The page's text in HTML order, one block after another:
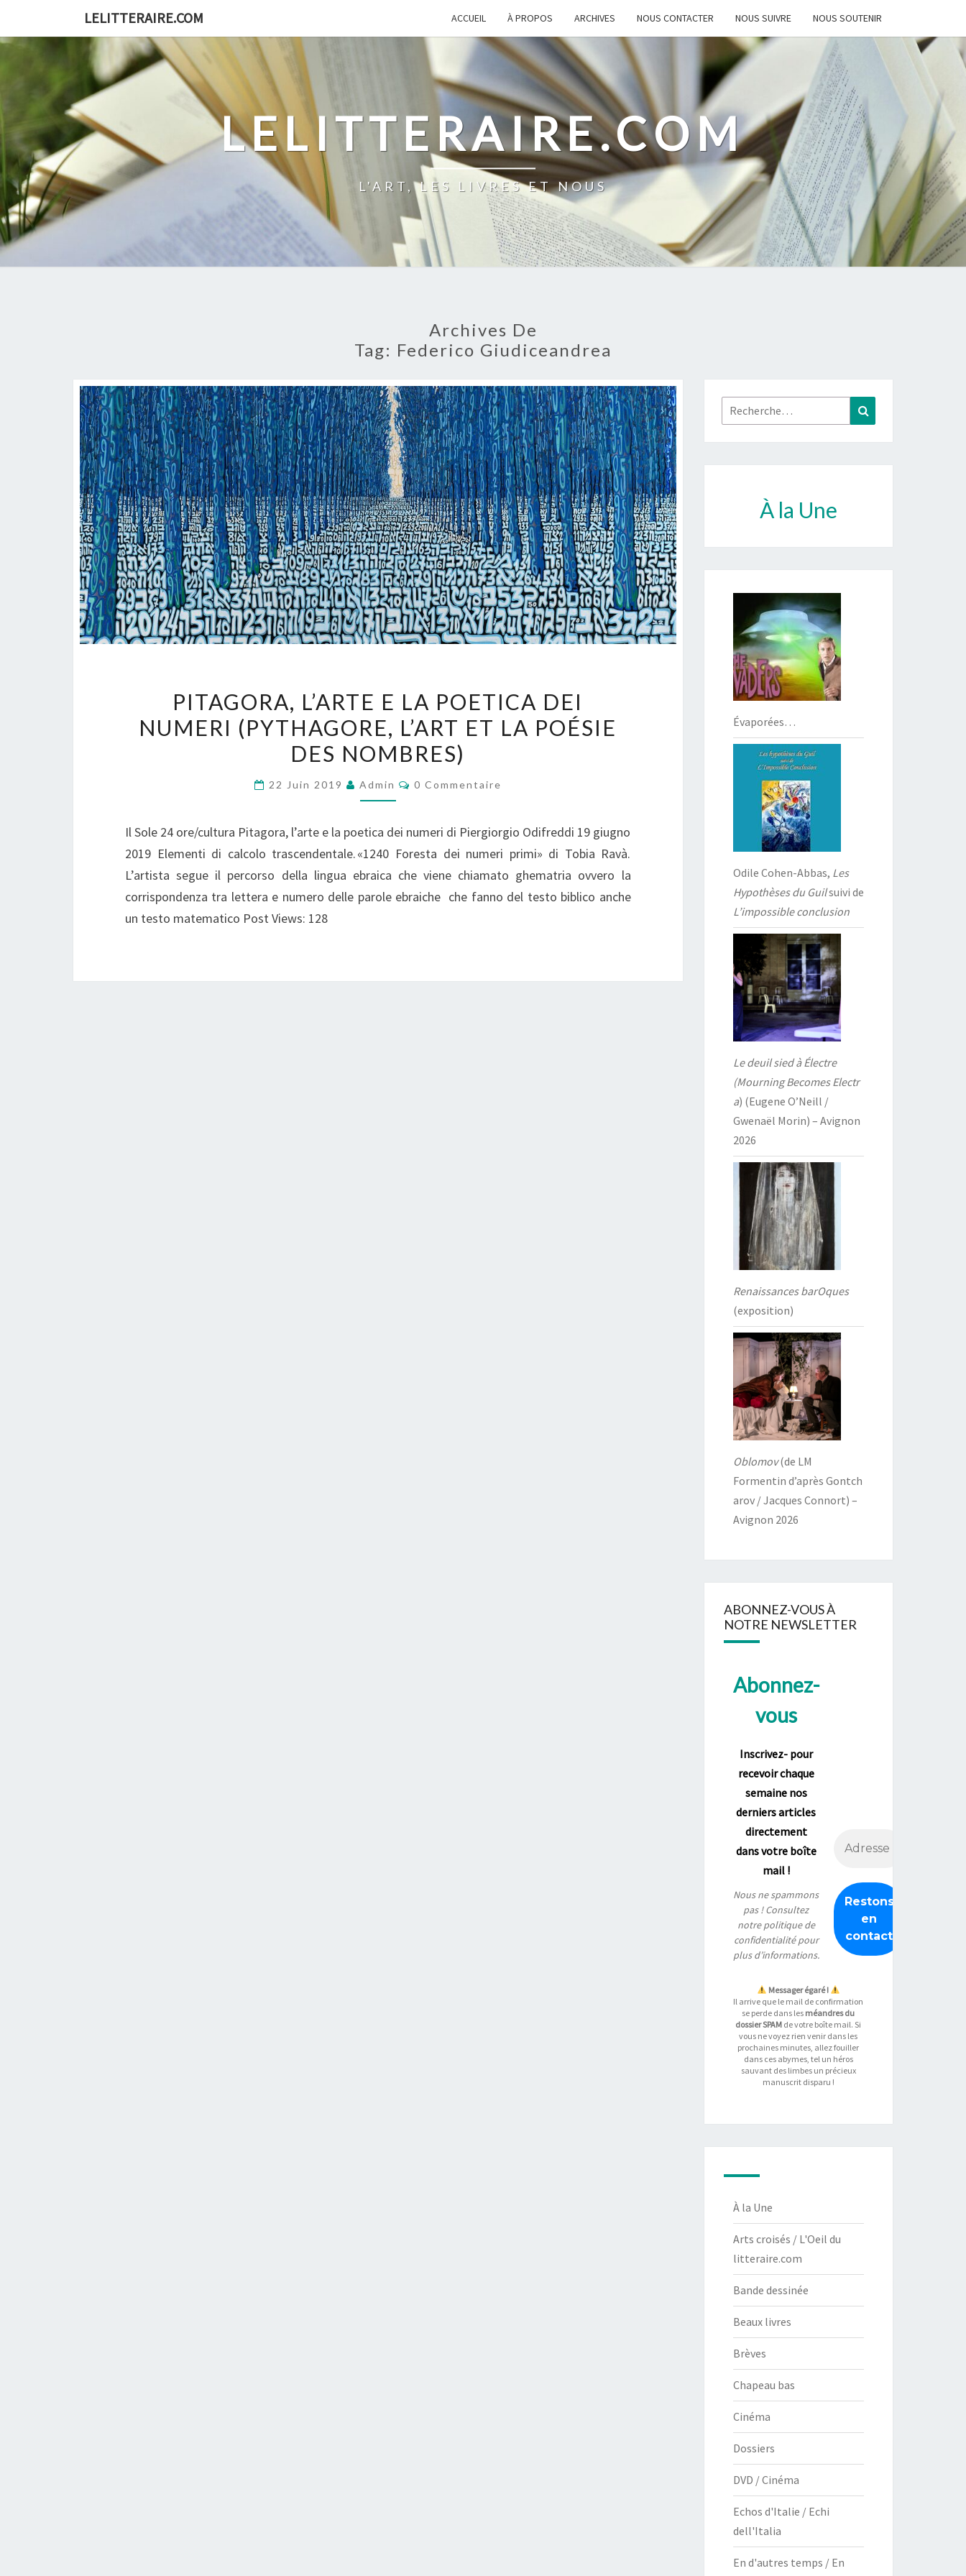
content
LELITTERAIRE.COM ACCUEIL À PROPOS ARCHIVES NOUS CONTACTER NOUS SUIVRE NOUS SOUTENIR
LELITTERAIRE.COM
L'ART, LES LIVRES ET NOUS
Archives De
Tag: Federico Giudiceandrea
L’ARTE
E
LA
DEI
(PYTHAGORE,
L’ART
ET
LA
PITAGORA, L’ARTE E LA POETICA DEI
NUMERI (PYTHAGORE, L’ART ET LA POÉSIE
DES NOMBRES)
22 Juin 2019 Admin Commentaires
0 Commentaire
Il Sole 24 ore/cultura Pitagora, l’arte e la poetica dei numeri di Piergiorgio Odifreddi 19 giugno
2019 Elementi di calcolo trascendentale. «1240 Foresta dei numeri primi» di Tobia Ravà.
L’artista segue il percorso della lingua ebraica che viene chiamato ghematria ovvero la
corrispondenza tra lettera e numero delle parole ebraiche che fanno del testo biblico anche
un testo matematico Post Views: 128
Rechercher :
À la Une
Évaporées…
Odile Cohen-Abbas, Les
Hypothèses du Guilsuivi de
L’impossible conclusion
Le deuil sied à Électre
(Mourning Becomes Electr
a) (Eugene O’Neill /
Gwenaël Morin) – Avignon
2026
Renaissances barOques
(exposition)
Oblomov(de LM
Formentin d’après Gontch
arov / Jacques Connort) –
Avignon 2026
ABONNEZ-VOUS À
NOTRE NEWSLETTER
Abonnez-
vous
Inscrivez- pour
recevoir chaque
semaine nos
derniers articles
directement
dans votre boîte
mail !
Nous ne spammons
pas ! Consultez
notrepolitique de
confidentialitépour
plus d’informations.
Messager égaré !
Il arrive que le mail de confirmation
se perde dans les méandres du
dossier SPAM de votre boîte mail. Si
vous ne voyez rien venir dans les
prochaines minutes, allez fouiller
dans ces abymes, tel un héros
sauvant des limbes un précieux
manuscrit disparu !
À la Une
Arts croisés / L'Oeil du
litteraire.com
Bande dessinée
Beaux livres
Brèves
Chapeau bas
Cinéma
Dossiers
DVD / Cinéma
Echos d'Italie / Echi
dell'Italia
En d'autres temps / En